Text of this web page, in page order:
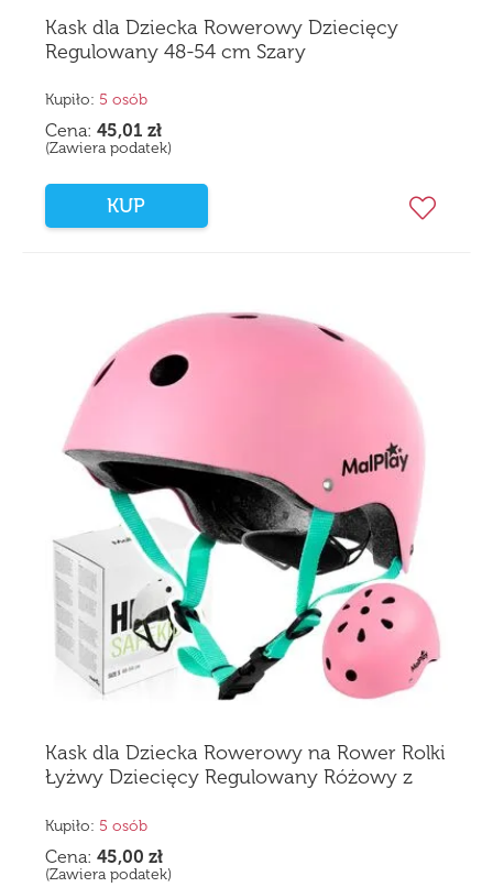
Kask dla Dziecka Rowerowy Dziecięcy
Regulowany 48-54 cm Szary
Kupiło: 5 osób
Cena: 45,01 zł
(Zawiera podatek)
KUP
Kask dla Dziecka Rowerowy na Rower Rolki
Łyżwy Dziecięcy Regulowany Różowy z
Kupiło: 5 osób
Cena: 45,00 zł
(Zawiera podatek)